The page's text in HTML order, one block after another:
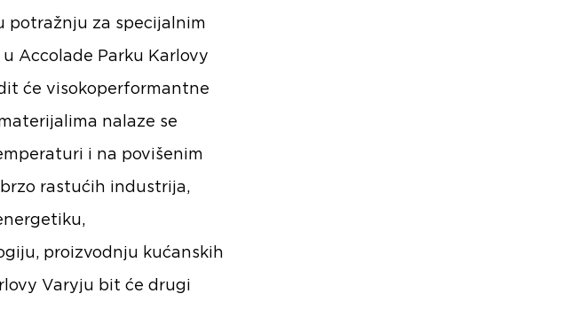
potražnju za specijalnim
Accolade Parku Karlovy
će visokoperformantne
nalaze se
i na povišenim
rastućih industrija,
proizvodnju kućanskih
Varyju bit će drugi